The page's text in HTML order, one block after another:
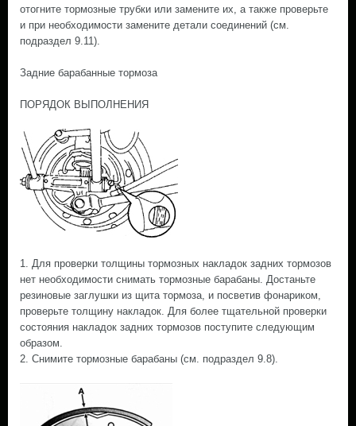
отогните тормозные трубки или замените их, а также проверьте
и при необходимости замените детали соединений (см.
подраздел 9.11).
Задние барабанные тормоза
ПОРЯДОК ВЫПОЛНЕНИЯ
1. Для проверки толщины тормозных накладок задних тормозов
нет необходимости снимать тормозные барабаны. Достаньте
резиновые заглушки из щита тормоза, и посветив фонариком,
проверьте толщину накладок. Для более тщательной проверки
состояния накладок задних тормозов поступите следующим
образом.
2. Снимите тормозные барабаны (cм. подраздел 9.8).